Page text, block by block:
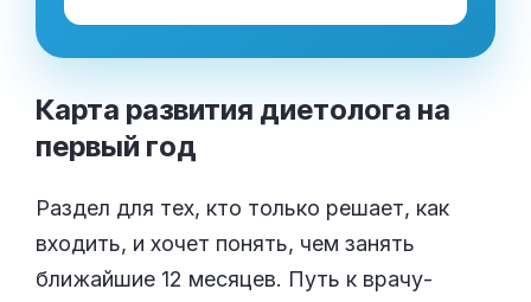
Карта развития диетолога на
первый год
Раздел для тех, кто только решает, как
входить, и хочет понять, чем занять
ближайшие 12 месяцев. Путь к врачу-